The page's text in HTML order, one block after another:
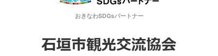
おきなわSDGsパートナー